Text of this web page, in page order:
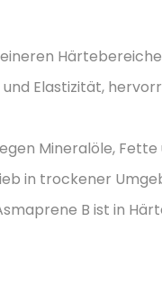
Elastizität,
Mineralöle,
in trockener
B ist in